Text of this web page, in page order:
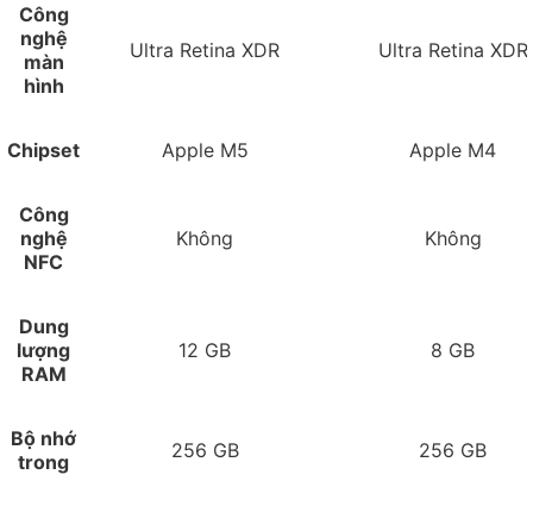
Công
nghệ
màn
hình
Ultra Retina XDR Ultra Retina XDR
Chipset Apple M5 Apple M4
Công
nghệ
NFC
Không Không
Dung
lượng
RAM
12 GB 8 GB
Bộ nhớ
trong
256 GB 256 GB